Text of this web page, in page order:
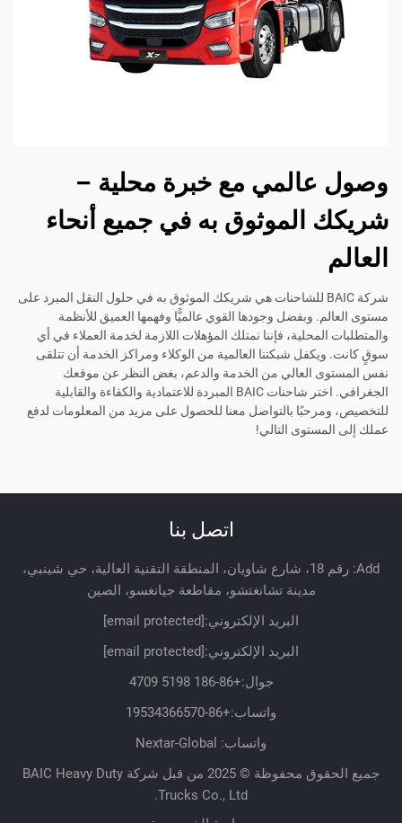
وصول عالمي مع خبرة محلية –
شريكك الموثوق به في جميع أنحاء
العالم
شركة BAIC للشاحنات هي شريكك الموثوق به في حلول النقل المبرد على
مستوى العالم. وبفضل وجودها القوي عالميًّا وفهمها العميق للأنظمة
والمتطلبات المحلية، فإننا نمتلك المؤهلات اللازمة لخدمة العملاء في أي
سوقٍ كانت. ويكفل شبكتنا العالمية من الوكلاء ومراكز الخدمة أن تتلقى
نفس المستوى العالي من الخدمة والدعم، بغض النظر عن موقعك
الجغرافي. اختر شاحنات BAIC المبردة للاعتمادية والكفاءة والقابلية
للتخصيص، ومرحبًا بالتواصل معنا للحصول على مزيد من المعلومات لدفع
عملك إلى المستوى التالي!
اتصل بنا
Add: رقم 18، شارع شاويان، المنطقة التقنية العالية، حي شينبي،
مدينة تشانغتشو، مقاطعة جيانغسو، الصين
البريد الإلكتروني:[email protected]
البريد الإلكتروني:[email protected]
جوال:+86-186 5198 4709
واتساب:+86-19534366570
واتساب: Nextar-Global
جميع الحقوق محفوظة © 2025 من قبل شركة BAIC Heavy Duty
Trucks Co., Ltd.